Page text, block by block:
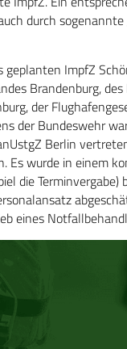
durch
geplanten ImpfZ
Brandenburg,
der
der Bundeswehr
Berlin
Es wurde in einem
die
eines